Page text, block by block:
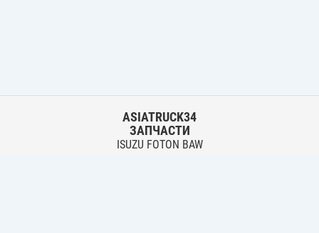
ASIATRUCK34
ЗАПЧАСТИ
ISUZU FOTON BAW